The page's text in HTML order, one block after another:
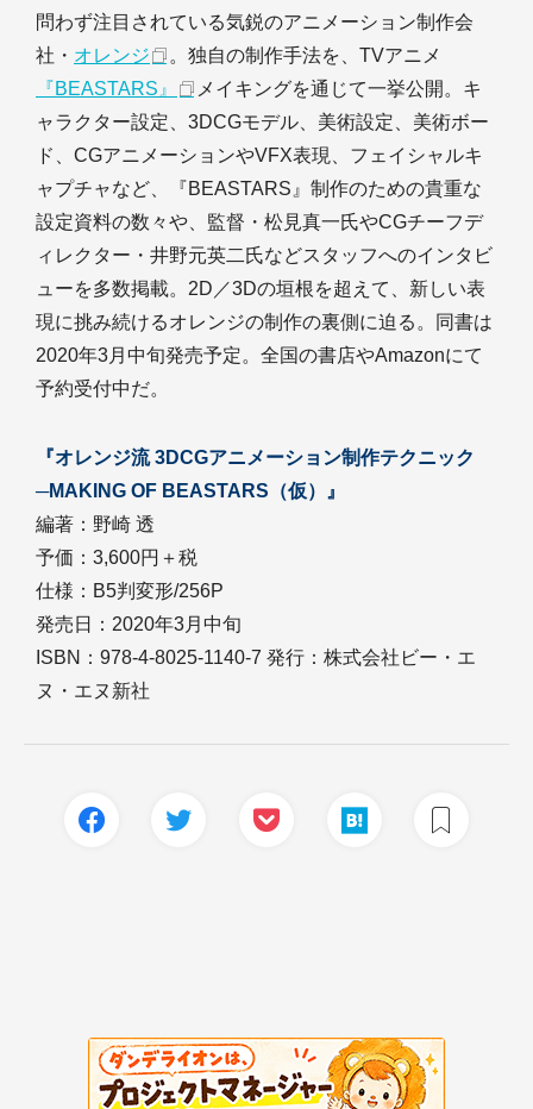
問わず注目されている気鋭のアニメーション制作会
社・ オレンジ
。独自の制作手法を、TVアニメ
『BEASTARS』
メイキングを通じて一挙公開。キ
ャラクター設定、3DCGモデル、美術設定、美術ボー
ド、CGアニメーションやVFX表現、フェイシャルキ
ャプチャなど、『BEASTARS』制作のための貴重な
設定資料の数々や、監督・松見真一氏やCGチーフデ
ィレクター・井野元英二氏などスタッフへのインタビ
ューを多数掲載。2D／3Dの垣根を超えて、新しい表
現に挑み続けるオレンジの制作の裏側に迫る。同書は
2020年3月中旬発売予定。全国の書店やAmazonにて
予約受付中だ。
『オレンジ流 3DCGアニメーション制作テクニック
─MAKING OF BEASTARS（仮）』
編著：野崎 透
予価：3,600円＋税
仕様：B5判変形/256P
発売日：2020年3月中旬
ISBN：978-4-8025-1140-7 発行：株式会社ビー・エ
ヌ・エヌ新社